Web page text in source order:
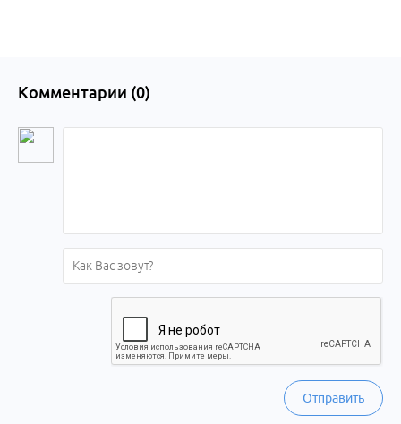
Комментарии (0)
Отправить